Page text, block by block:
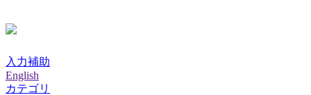
入力補助
English
カテゴリ